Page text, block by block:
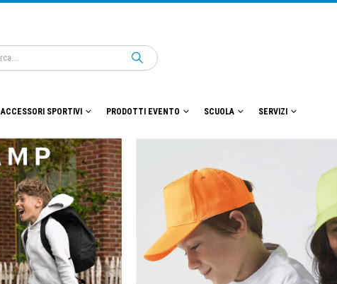
ACCESSORI SPORTIVI PRODOTTI EVENTO SCUOLA SERVIZI